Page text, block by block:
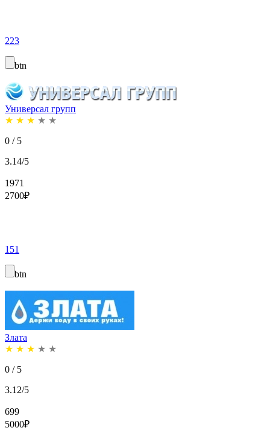
223
btn
Универсал групп
★ ★ ★ ★ ★
0 / 5
3.14/5
1971
2700₽
151
btn
Злата
★ ★ ★ ★ ★
0 / 5
3.12/5
699
5000₽